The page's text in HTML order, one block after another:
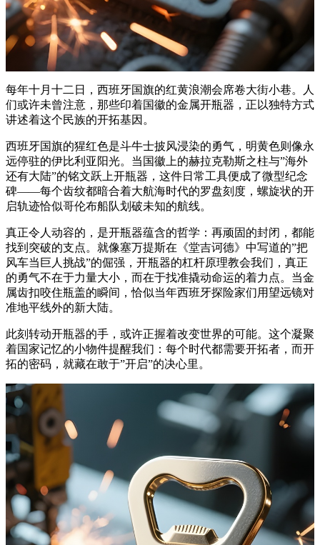
每年十月十二日，西班牙国旗的红黄浪潮会席卷大街小巷。人
们或许未曾注意，那些印着国徽的金属开瓶器，正以独特方式
讲述着这个民族的开拓基因。
西班牙国旗的猩红色是斗牛士披风浸染的勇气，明黄色则像永
远停驻的伊比利亚阳光。当国徽上的赫拉克勒斯之柱与”海外
还有大陆”的铭文跃上开瓶器，这件日常工具便成了微型纪念
碑——每个齿纹都暗合着大航海时代的罗盘刻度，螺旋状的开
启轨迹恰似哥伦布船队划破未知的航线。
真正令人动容的，是开瓶器蕴含的哲学：再顽固的封闭，都能
找到突破的支点。就像塞万提斯在《堂吉诃德》中写道的”把
风车当巨人挑战”的倔强，开瓶器的杠杆原理教会我们，真正
的勇气不在于力量大小，而在于找准撬动命运的着力点。当金
属齿扣咬住瓶盖的瞬间，恰似当年西班牙探险家们用望远镜对
准地平线外的新大陆。
此刻转动开瓶器的手，或许正握着改变世界的可能。这个凝聚
着国家记忆的小物件提醒我们：每个时代都需要开拓者，而开
拓的密码，就藏在敢于”开启”的决心里。